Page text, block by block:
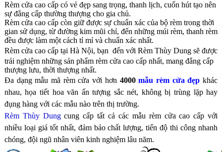
Rèm cửa cao cấp có vẻ đẹp sang trọng, thanh lịch, cuốn hút tạo nên
sự đẳng cấp thường thượng cho gia chủ.
Rèm cửa cao cấp còn giữ được sự chuẩn xác của bộ rèm trong thời
gian sử dụng, từ đường kim mũi chỉ, đến những múi rèm, thanh rèm
đều được làm một cách tỉ mỉ và chuẩn xác nhất.
Rèm cửa cao cấp tại Hà Nội, bạn đến với Rèm Thùy Dung sẽ được
trải nghiệm những sản phẩm rèm cửa cao cấp nhất, mang đẳng cấp
thượng lưu, thời thượng nhất.
Đa dạng mẫu mã rèm cửa với hơn 4000 mẫu rèm cửa đẹp khác
nhau, họa tiết hoa văn ấn tượng sắc nét, không bị trùng lặp hay
đụng hàng với các mẫu nào trên thị trường.
Rèm Thùy Dungcung cấp tất cả các mẫu rèm cửa cao cấp với
nhiều loại giá tốt nhất, đảm bảo chất lượng, tiến độ thi công nhanh
chóng, đội ngũ nhân viên kinh nghiệm lâu năm.